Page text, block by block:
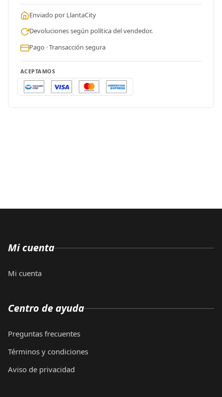
Enviado por LlantaCity
Devoluciones según política del vendedor.
Pago · Transacción segura
ACEPTAMOS
Mi cuenta
Mi cuenta
Centro de ayuda
Preguntas frecuentes
Términos y condiciones
Aviso de privacidad